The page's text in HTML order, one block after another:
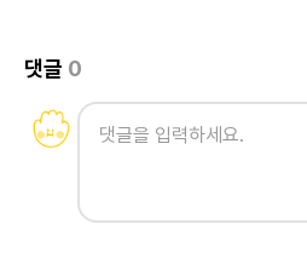
댓글 0